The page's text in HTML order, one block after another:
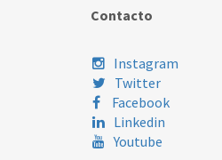
Contacto
Instagram
Twitter
Facebook
Linkedin
Youtube